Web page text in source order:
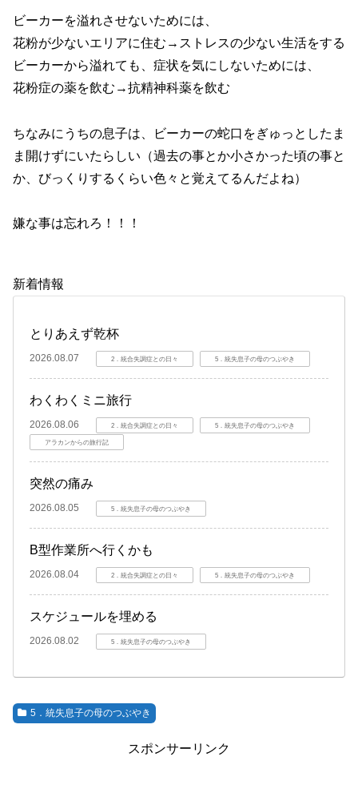
ビーカーを溢れさせないためには、
花粉が少ないエリアに住む→ストレスの少ない生活をする
ビーカーから溢れても、症状を気にしないためには、
花粉症の薬を飲む→抗精神科薬を飲む
ちなみにうちの息子は、ビーカーの蛇口をぎゅっとしたま
ま開けずにいたらしい（過去の事とか小さかった頃の事と
か、びっくりするくらい色々と覚えてるんだよね）
嫌な事は忘れろ！！！
新着情報
とりあえず乾杯
2026.08.07 2．統合失調症との日々 5．統失息子の母のつぶやき
わくわくミニ旅行
2026.08.06 2．統合失調症との日々 5．統失息子の母のつぶやき
アラカンからの旅行記
突然の痛み
2026.08.05 5．統失息子の母のつぶやき
B型作業所へ行くかも
2026.08.04 2．統合失調症との日々 5．統失息子の母のつぶやき
スケジュールを埋める
2026.08.02 5．統失息子の母のつぶやき
5．統失息子の母のつぶやき
スポンサーリンク